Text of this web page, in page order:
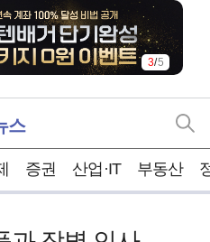
3/5
스
증권 산업·IT 부동산